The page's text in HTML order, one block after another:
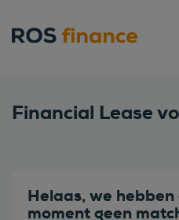
Financial Lease
Helaas, we
moment geen